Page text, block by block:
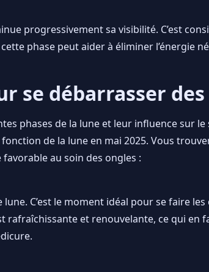
progressivement sa visibilité. C’est
phase peut aider à éliminer l’énergie
se débarrasser
phases de la lune et leur influence sur
de la lune en mai 2025. Vous
au soin des ongles :
lune. C’est le moment idéal pour se faire
rafraîchissante et renouvelante, ce qui